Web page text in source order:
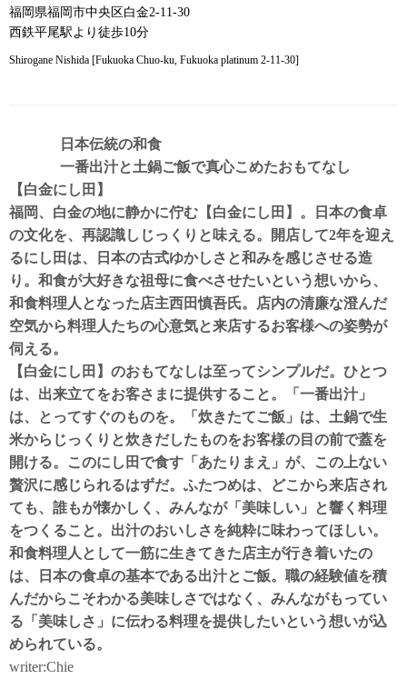
福岡県福岡市中央区白金2-11-30
西鉄平尾駅より徒歩10分
Shirogane Nishida [Fukuoka Chuo-ku, Fukuoka platinum 2-11-30]
日本伝統の和食
一番出汁と土鍋ご飯で真心こめたおもてなし
【白金にし田】
福岡、白金の地に静かに佇む【白金にし田】。日本の食卓
の文化を、再認識しじっくりと味える。開店して2年を迎え
るにし田は、日本の古式ゆかしさと和みを感じさせる造
り。和食が大好きな祖母に食べさせたいという想いから、
和食料理人となった店主西田慎吾氏。店内の清廉な澄んだ
空気から料理人たちの心意気と来店するお客様への姿勢が
伺える。
【白金にし田】のおもてなしは至ってシンプルだ。ひとつ
は、出来立てをお客さまに提供すること。「一番出汁」
は、とってすぐのものを。「炊きたてご飯」は、土鍋で生
米からじっくりと炊きだしたものをお客様の目の前で蓋を
開ける。このにし田で食す「あたりまえ」が、この上ない
贅沢に感じられるはずだ。ふたつめは、どこから来店され
ても、誰もが懐かしく、みんなが「美味しい」と響く料理
をつくること。出汁のおいしさを純粋に味わってほしい。
和食料理人として一筋に生きてきた店主が行き着いたの
は、日本の食卓の基本である出汁とご飯。職の経験値を積
んだからこそわかる美味しさではなく、みんながもってい
る「美味しさ」に伝わる料理を提供したいという想いが込
められている。
writer:Chie